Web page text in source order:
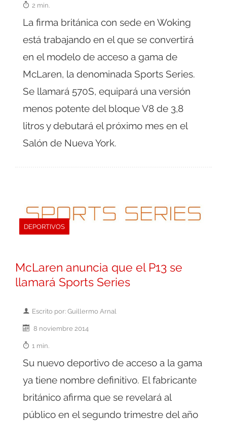
2 min.
La firma británica con sede en Woking
está trabajando en el que se convertirá
en el modelo de acceso a gama de
McLaren, la denominada Sports Series.
Se llamará 570S, equipará una versión
menos potente del bloque V8 de 3,8
litros y debutará el próximo mes en el
Salón de Nueva York.
DEPORTIVOS
McLaren anuncia que el P13 se
llamará Sports Series
Escrito por: Guillermo Arnal
8 noviembre 2014
1 min.
Su nuevo deportivo de acceso a la gama
ya tiene nombre definitivo. El fabricante
británico afirma que se revelará al
público en el segundo trimestre del año